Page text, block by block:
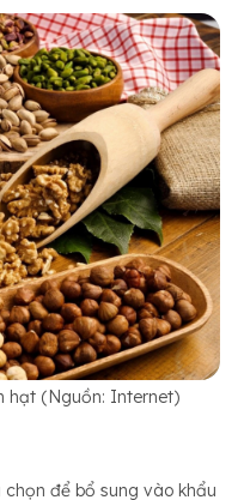
hạt (Nguồn: Internet)
để bổ sung vào khẩu